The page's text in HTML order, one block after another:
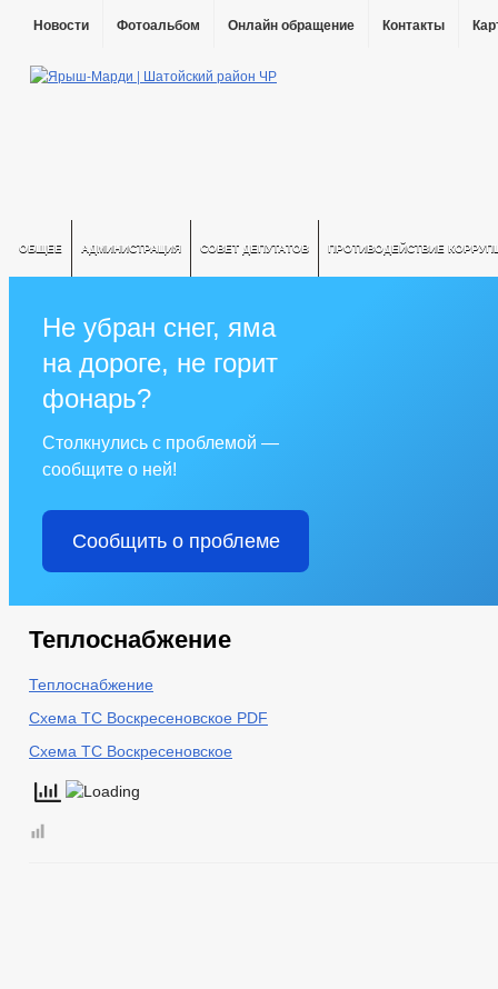
Новости Фотоальбом Онлайн обращение Контакты
ОБЩЕЕ АДМИНИСТРАЦИЯ СОВЕТ ДЕПУТАТОВ ПРОТИВОДЕЙСТВИЕ
Не убран снег, яма
на дороге, не горит
фонарь?
Столкнулись с проблемой —
сообщите о ней!
Сообщить о проблеме
Теплоснабжение
Теплоснабжение
Схема ТС Воскресеновское PDF
Схема ТС Воскресеновское